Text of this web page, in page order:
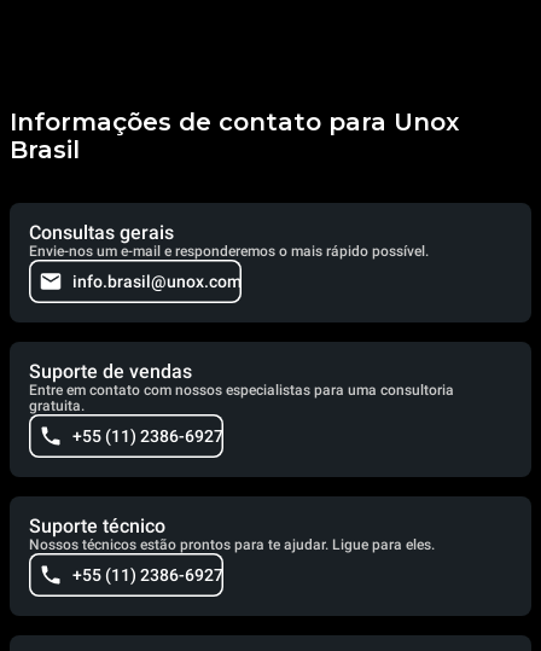
Informações de contato para Unox
Brasil
Consultas gerais
Envie-nos um e-mail e responderemos o mais rápido possível.
info.brasil@unox.com
Suporte de vendas
Entre em contato com nossos especialistas para uma consultoria
gratuita.
+55 (11) 2386-6927
Suporte técnico
Nossos técnicos estão prontos para te ajudar. Ligue para eles.
+55 (11) 2386-6927